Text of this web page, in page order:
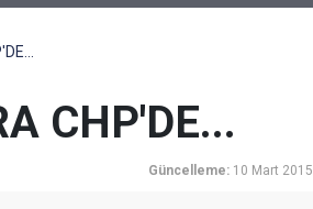
CHP'DE...
Güncelleme: 10 Mart